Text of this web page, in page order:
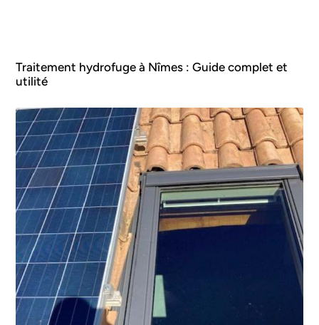
Traitement hydrofuge à Nîmes : Guide complet et
utilité